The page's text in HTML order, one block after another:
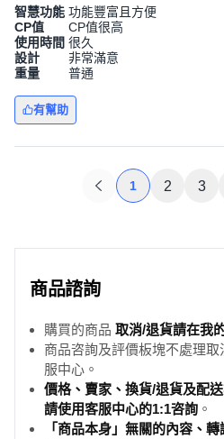
智慧功能 功能豐富且方便
CP值
CP值很高
使用時間 很久
設計
非常滿意
重量
普通
有幫助
1 2 3
商品諮詢
購買的商品 取消/退貨請在我
商品咨詢及評價板塊不處理
服中心。
價格、賣家、換貨/退貨及配
請使用客服中心的1:1咨詢 。
「商品本身」無關的內容、